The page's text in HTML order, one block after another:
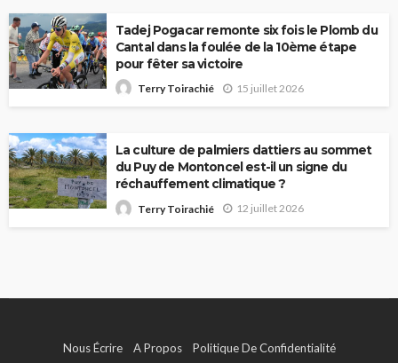
Tadej Pogacar remonte six fois le Plomb du
Cantal dans la foulée de la 10ème étape
pour fêter sa victoire
Terry Toirachié 15 juillet 2026
La culture de palmiers dattiers au sommet
du Puy de Montoncel est-il un signe du
réchauffement climatique ?
Terry Toirachié 12 juillet 2026
Nous Écrire A Propos Politique De Confidentialité